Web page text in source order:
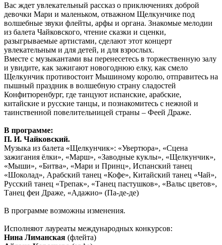
Вас ждет увлекательный рассказ о приключениях доброй
девочки Мари и маленьком, отважном Щелкунчике под
волшебные звуки флейты, арфы и органа. Знакомые мелодии
из балета Чайковского, чтение сказки и сценки,
разыгрываемые артистами, сделают этот концерт
увлекательным и для детей, и для взрослых.
Вместе с музыкантами вы перенесетесь в торжественную залу
и увидите, как зажигают новогоднюю елку, как смело
Щелкунчик противостоит Мышиному королю, отправитесь на
пышный праздник в волшебную страну сладостей
Конфитюренбург, где танцуют испанские, арабские,
китайские и русские танцы, и познакомитесь с нежной и
таинственной повелительницей страны – Феей Драже.
В программе:
П. И. Чайковский.
Музыка из балета «Щелкунчик»: «Увертюра», «Сцена
зажигания ёлки», «Марш», «Заводные куклы», «Щелкунчик»,
«Мыши», «Битва», «Мари и Принц», Испанский танец
«Шоколад», Арабский танец «Кофе», Китайский танец «Чай»,
Русский танец «Трепак», «Танец пастушков», «Вальс цветов»,
Танец феи Драже, «Адажио» (Па-де-де)
В программе возможны изменения.
Исполняют лауреаты международных конкурсов:
Нина Лиманская (флейта)